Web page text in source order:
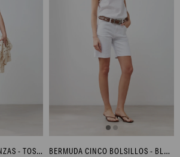
SHORT DE LINO CON PINZAS - TOSTADO BERMUDA CINCO BOLSILLOS - BLANCO